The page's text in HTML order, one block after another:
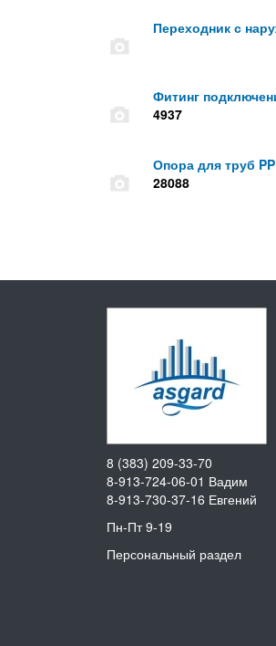
Переходник с
Фитинг
4937
Опора для труб
28088
8 (383) 209-33-70
8-913-724-06-01 Вадим
8-913-730-37-16 Евгений
Пн-Пт 9-19
Персональный раздел